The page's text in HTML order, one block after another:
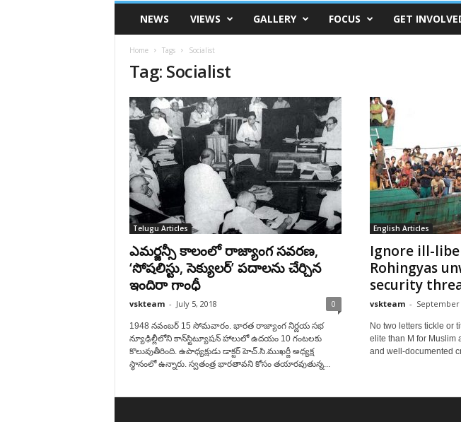
VSK
TelanganaNEWS VIEWS GALLERY FOCUS GET
Home Tags Socialist
Tag: Socialist
Telugu Articles
ఎమర్జన్సీ కాలంలో రాజ్యాంగ సవరణ,
‘సోషలిస్టు, సెక్యులర్‌’ పదాలను చేర్చిన
ఇందిరా గాంధీ
vskteam - July 5, 2018 0
1948 నవంబర్‌ 15 సోమవారం. భారత రాజ్యాంగ నిర్ణయ సభ
న్యూఢిల్లీలోని కాన్‌స్టిట్యూషన్‌ హాలులో ఉదయం 10 గంటలకు
కొలువుతీరింది. ఉపాధ్యక్షుడు డాక్టర్‌ హెచ్‌.సి.ముఖర్జీ అధ్యక్ష
స్థానంలో ఉన్నారు. స్వతంత్ర భారతావని కోసం తయారవుతున్న...
English Articles
Ignore ill-
Rohingyas
security
vskteam - September
No two letters tickle or
elite than M for Muslim
and well-documented